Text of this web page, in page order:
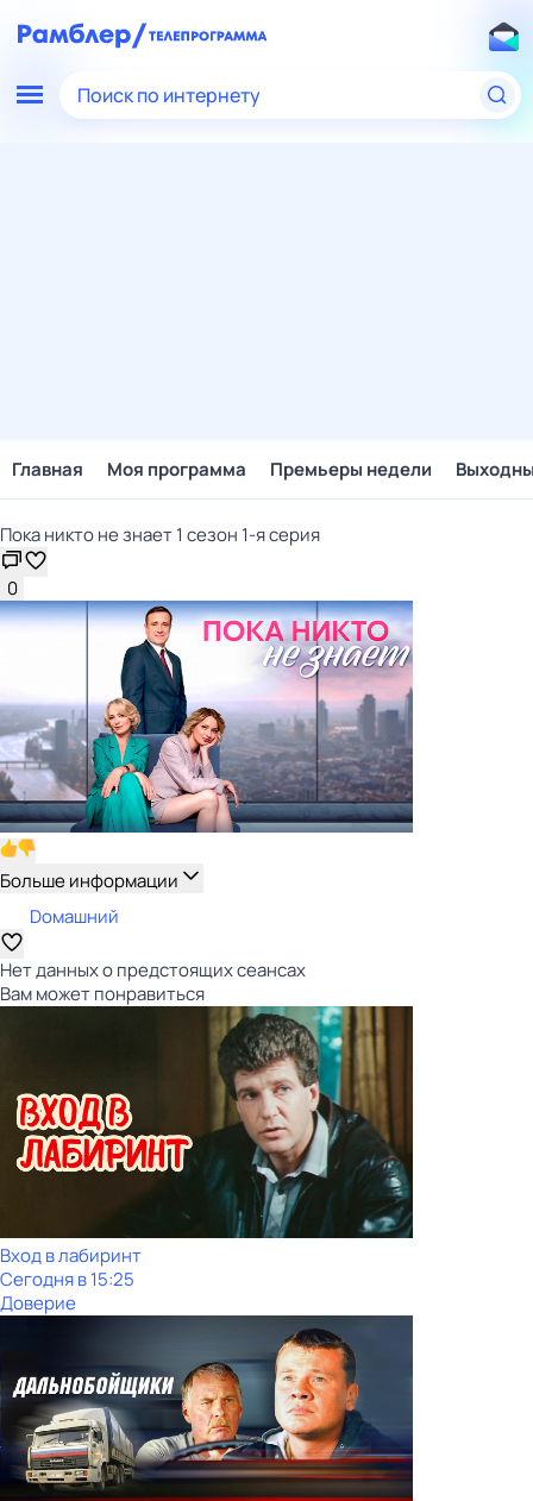
Поиск по интернету
Главная Моя программа Премьеры недели
Пока никто не знает 1 сезон 1-я серия
0
Больше информации
Dомашний
Нет данных о предстоящих сеансах
Вам может понравиться
Вход в лабиринт
Сегодня в 15:25
Доверие